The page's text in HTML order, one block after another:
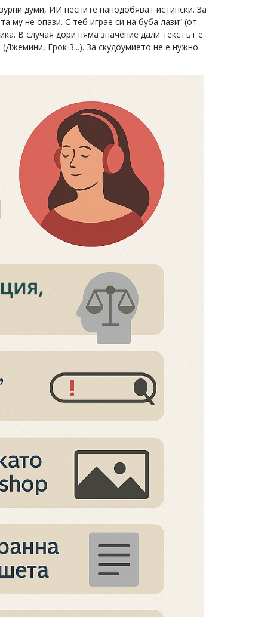
думи, ИИ песните наподобяват истински. За
му не опази. С теб играе си на буба лази“ (от
В случая дори няма значение дали текстът е
Грок 3...). За скудоумието не е нужно